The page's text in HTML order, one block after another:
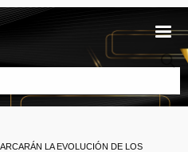
LA EVOLUCIÓN DE LOS